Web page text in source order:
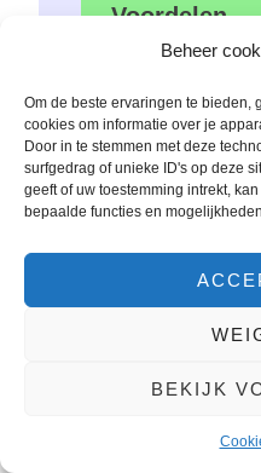
Beheer
Om de beste ervaringen te
cookies om informatie over je
Door in te stemmen met deze
surfgedrag of unieke ID's op deze
geeft of uw toestemming intrekt,
bepaalde functies en
BEKIJK
Voordelen
Zeer
Veel
Nadelen
Hogere
» Bekijk de